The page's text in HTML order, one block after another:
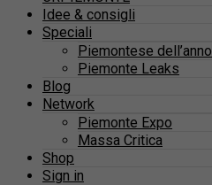
Idee & consigli
Speciali
Piemontese dell’anno
Piemonte Leaks
Blog
Network
Piemonte Expo
Massa Critica
Shop
Sign in